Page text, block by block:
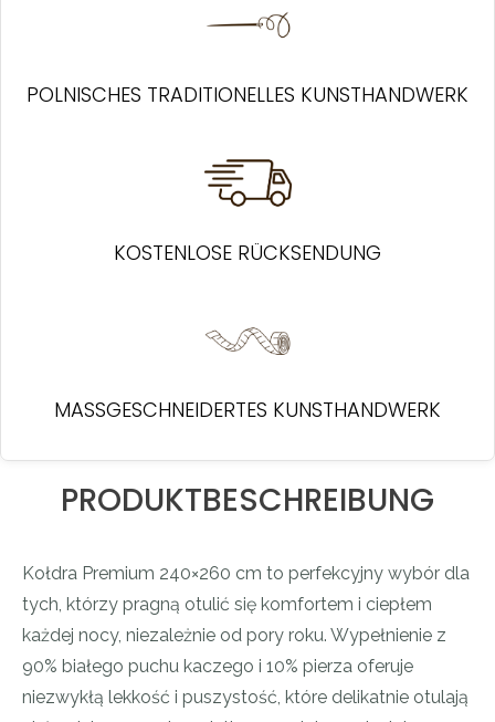
POLNISCHES TRADITIONELLES KUNSTHANDWERK
KOSTENLOSE RÜCKSENDUNG
MASSGESCHNEIDERTES KUNSTHANDWERK
PRODUKTBESCHREIBUNG
Kołdra Premium 240×260 cm to perfekcyjny wybór dla
tych, którzy pragną otulić się komfortem i ciepłem
każdej nocy, niezależnie od pory roku. Wypełnienie z
90% białego puchu kaczego i 10% pierza oferuje
niezwykłą lekkość i puszystość, które delikatnie otulają